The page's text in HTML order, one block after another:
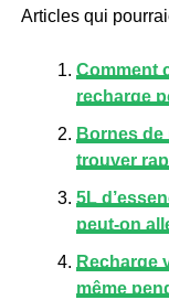
Articles qui
Comment
recharge
Bornes
trouver
5L
peut-on
Recharge
même